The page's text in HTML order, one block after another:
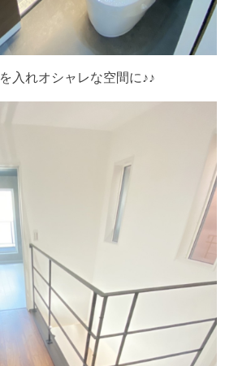
入れオシャレな空間に♪♪